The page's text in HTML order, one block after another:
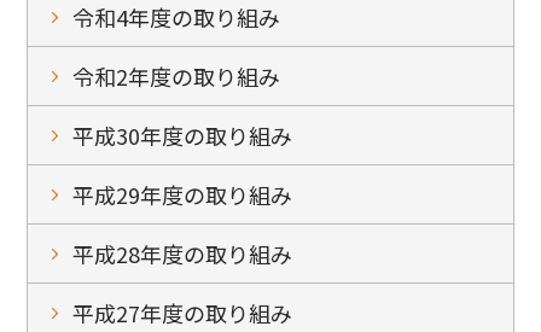
令和4年度の取り組み
令和2年度の取り組み
平成30年度の取り組み
平成29年度の取り組み
平成28年度の取り組み
平成27年度の取り組み